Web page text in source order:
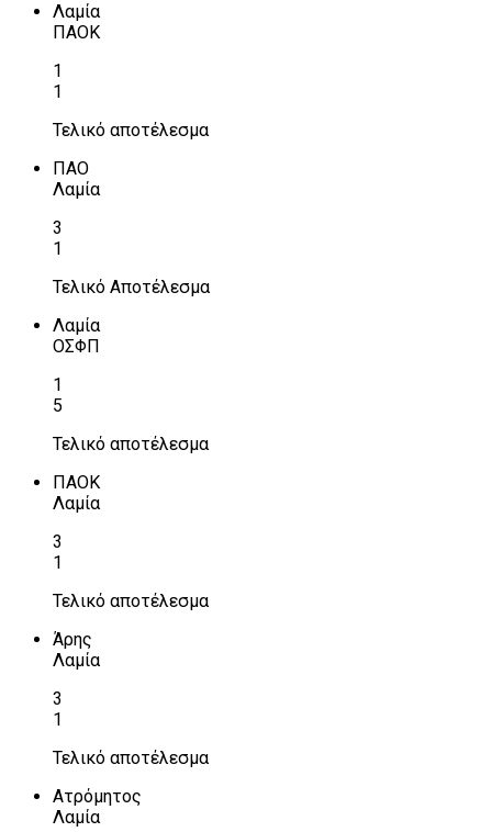
Λαμία
ΠΑΟΚ
1
1
Τελικό αποτέλεσμα
ΠΑΟ
Λαμία
3
1
Τελικό Αποτέλεσμα
Λαμία
ΟΣΦΠ
1
5
Τελικό αποτέλεσμα
ΠΑΟΚ
Λαμία
3
1
Τελικό αποτέλεσμα
Άρης
Λαμία
3
1
Τελικό αποτέλεσμα
Ατρόμητος
Λαμία